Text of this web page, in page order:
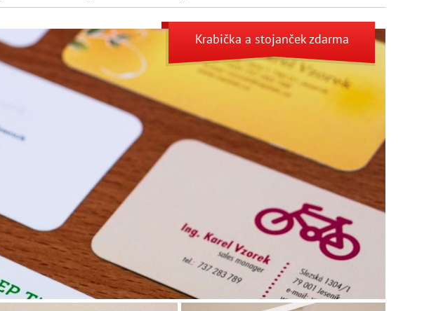
Krabička a stojančekzdarma